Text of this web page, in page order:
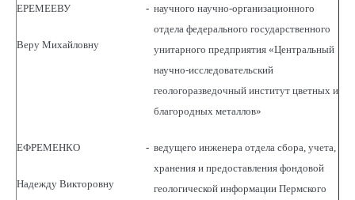
ЕРЕМЕЕВУ
Веру Михайловну
- научного научно-организационного
отдела федерального государственного
унитарного предприятия «Центральный
научно-исследовательский
геологоразведочный институт цветных и
благородных металлов»
ЕФРЕМЕНКО
Надежду Викторовну
- ведущего инженера отдела сбора, учета,
хранения и предоставления фондовой
геологической информации Пермского